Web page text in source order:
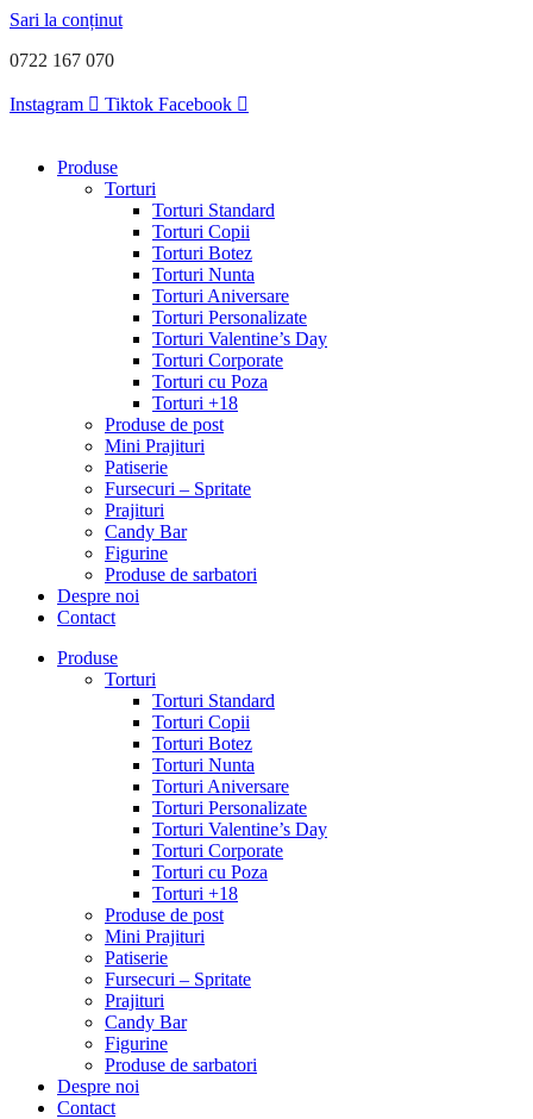
Sari la conținut
0722 167 070
Instagram Tiktok Facebook
Produse
Torturi
Torturi Standard
Torturi Copii
Torturi Botez
Torturi Nunta
Torturi Aniversare
Torturi Personalizate
Torturi Valentine’s Day
Torturi Corporate
Torturi cu Poza
Torturi +18
Produse de post
Mini Prajituri
Patiserie
Fursecuri – Spritate
Prajituri
Candy Bar
Figurine
Produse de sarbatori
Despre noi
Contact
Produse
Torturi
Torturi Standard
Torturi Copii
Torturi Botez
Torturi Nunta
Torturi Aniversare
Torturi Personalizate
Torturi Valentine’s Day
Torturi Corporate
Torturi cu Poza
Torturi +18
Produse de post
Mini Prajituri
Patiserie
Fursecuri – Spritate
Prajituri
Candy Bar
Figurine
Produse de sarbatori
Despre noi
Contact